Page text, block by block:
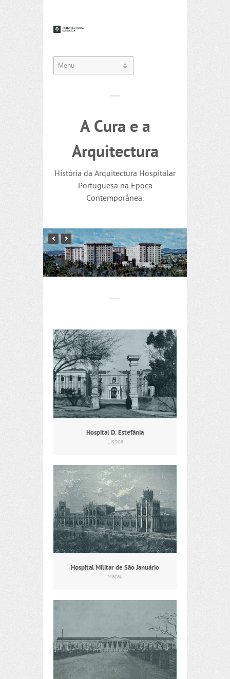
A Cura e a
Arquitectura
História da Arquitectura Hospitalar
Portuguesa na Época
Contemporânea.
Hospital D. Estefânia
Lisboa
Hospital Militar de São Januário
Macau